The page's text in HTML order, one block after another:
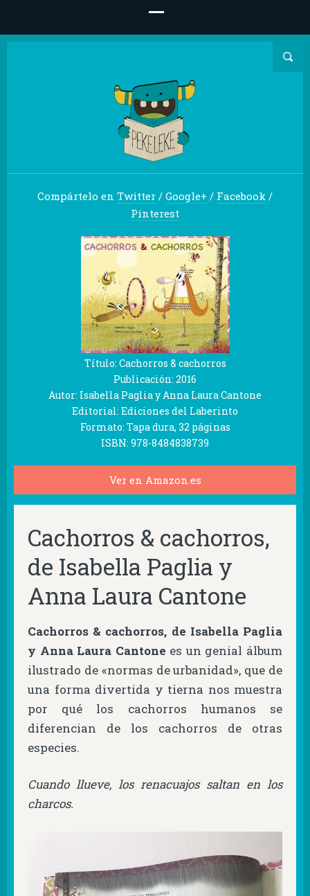
Compártelo en Twitter / Google+ / Facebook /
Pinterest
Título: Cachorros & cachorros
Publicación: 2016
Autor: Isabella Paglia y Anna Laura Cantone
Editorial: Ediciones del Laberinto
Formato: Tapa dura, 32 páginas
ISBN: 978-8484838739
Ver en Amazon.es
Cachorros & cachorros,
de Isabella Paglia y
Anna Laura Cantone
Cachorros & cachorros, de Isabella Paglia
y Anna Laura Cantone es un genial álbum
ilustrado de «normas de urbanidad», que de
una forma divertida y tierna nos muestra
por qué los cachorros humanos se
diferencian de los cachorros de otras
especies.
Cuando llueve, los renacuajos saltan en los
charcos.